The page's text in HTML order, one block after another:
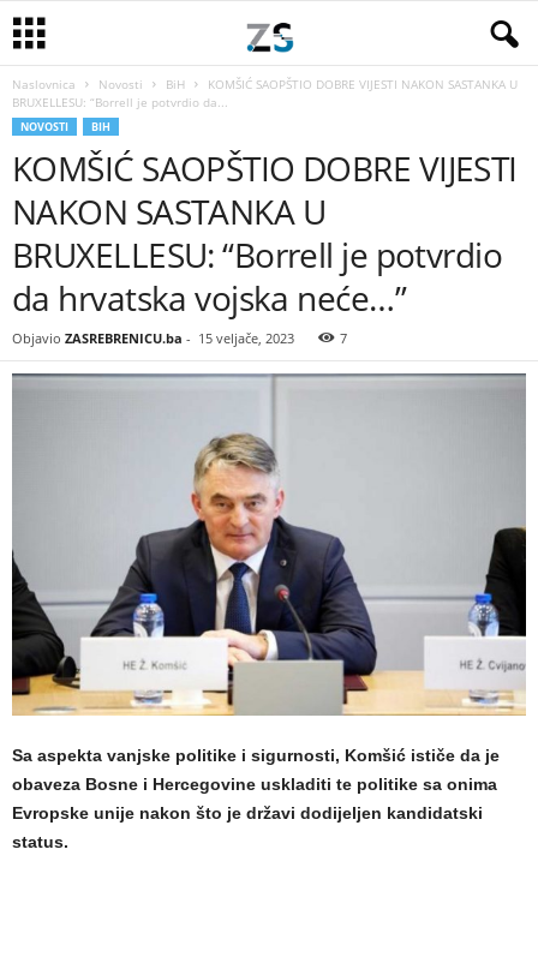
Naslovnica Novosti BiH
KOMŠIĆ SAOPŠTIO DOBRE VIJESTI NAKON SASTANKA U
BRUXELLESU: “Borrell je potvrdio da...
NOVOSTI BIH
KOMŠIĆ SAOPŠTIO DOBRE VIJESTI
NAKON SASTANKA U
BRUXELLESU: “Borrell je potvrdio
da hrvatska vojska neće…”
Objavio ZASREBRENICU.ba - 15 veljače, 2023 7
Sa aspekta vanjske politike i sigurnosti, Komšić ističe da je
obaveza Bosne i Hercegovine uskladiti te politike sa onima
Evropske unije nakon što je državi dodijeljen kandidatski
status.